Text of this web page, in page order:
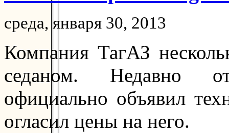
среда, января 30, 2013
Компания ТагАЗ
седаном. Недавно
официально объявил
огласил цены на него.